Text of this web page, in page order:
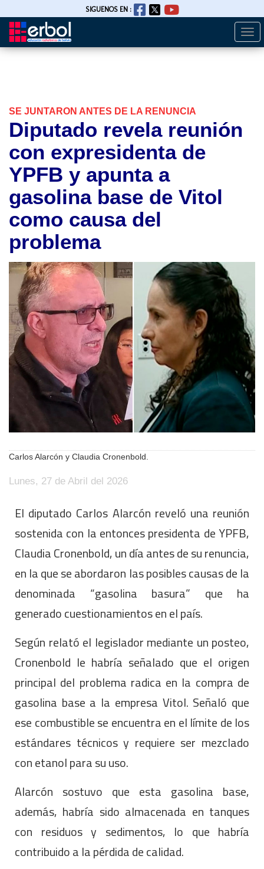
Pasar
SIGUENOS EN :
SE JUNTARON ANTES DE LA RENUNCIA
Diputado revela reunión
con expresidenta de
YPFB y apunta a
gasolina base de Vitol
como causa del
problema
Carlos Alarcón y Claudia Cronenbold.
Lunes, 27 de Abril del 2026
El diputado Carlos Alarcón reveló una reunión
sostenida con la entonces presidenta de YPFB,
Claudia Cronenbold, un día antes de su renuncia,
en la que se abordaron las posibles causas de la
denominada “gasolina basura” que ha
generado cuestionamientos en el país.
Según relató el legislador mediante un posteo,
Cronenbold le habría señalado que el origen
principal del problema radica en la compra de
gasolina base a la empresa Vitol. Señaló que
ese combustible se encuentra en el límite de los
estándares técnicos y requiere ser mezclado
con etanol para su uso.
Alarcón sostuvo que esta gasolina base,
además, habría sido almacenada en tanques
con residuos y sedimentos, lo que habría
contribuido a la pérdida de calidad.